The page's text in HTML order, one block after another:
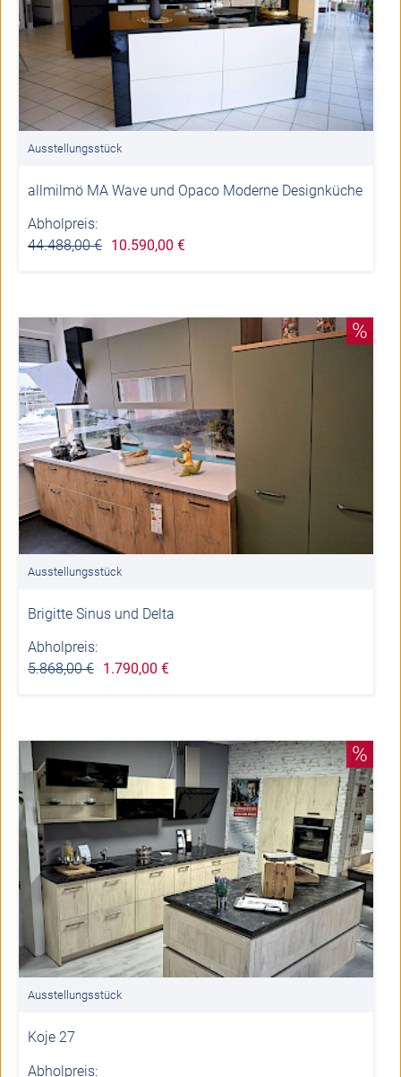
Ausstellungsstück
allmilmö MA Wave und Opaco Moderne Designküche
Abholpreis:
44.488,00 € 10.590,00 €
%
Ausstellungsstück
Brigitte Sinus und Delta
Abholpreis:
5.868,00 € 1.790,00 €
%
Ausstellungsstück
Koje 27
Abholpreis: